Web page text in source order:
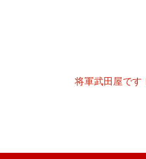
将軍武田屋です